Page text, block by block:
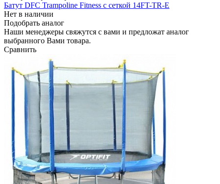
Батут DFC Trampoline Fitness с сеткой 14FT-TR-E
Нет в наличии
Подобрать аналог
Наши менеджеры свяжутся с вами и предложат аналог
выбранного Вами товара.
Сравнить